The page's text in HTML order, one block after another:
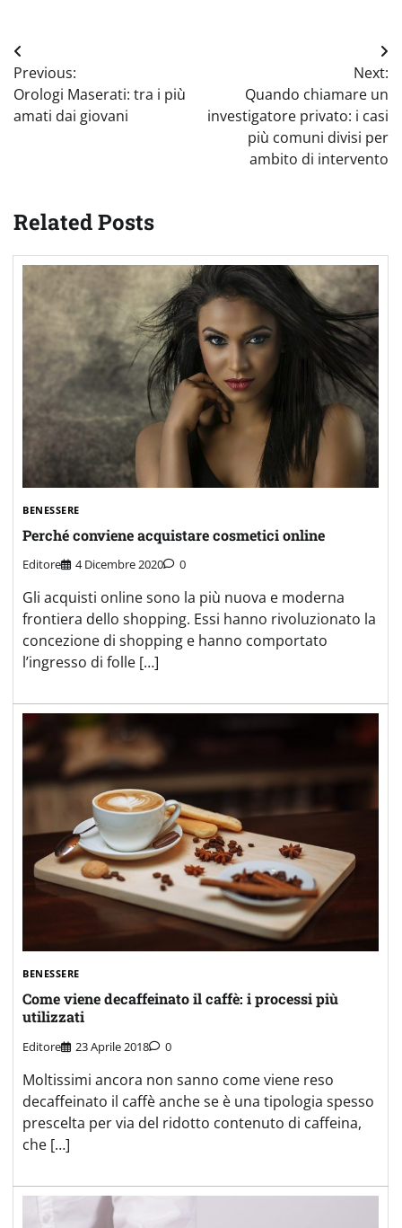
Navigazione
articoli
Previous:
Orologi Maserati: tra i più
amati dai giovani
Next:
Quando chiamare un
investigatore privato: i casi
più comuni divisi per
ambito di intervento
Related Posts
BENESSERE
Perché conviene acquistare cosmetici online
Editore 4 Dicembre 2020 0
Gli acquisti online sono la più nuova e moderna
frontiera dello shopping. Essi hanno rivoluzionato la
concezione di shopping e hanno comportato
l’ingresso di folle […]
BENESSERE
Come viene decaffeinato il caffè: i processi più
utilizzati
Editore 23 Aprile 2018 0
Moltissimi ancora non sanno come viene reso
decaffeinato il caffè anche se è una tipologia spesso
prescelta per via del ridotto contenuto di caffeina,
che […]